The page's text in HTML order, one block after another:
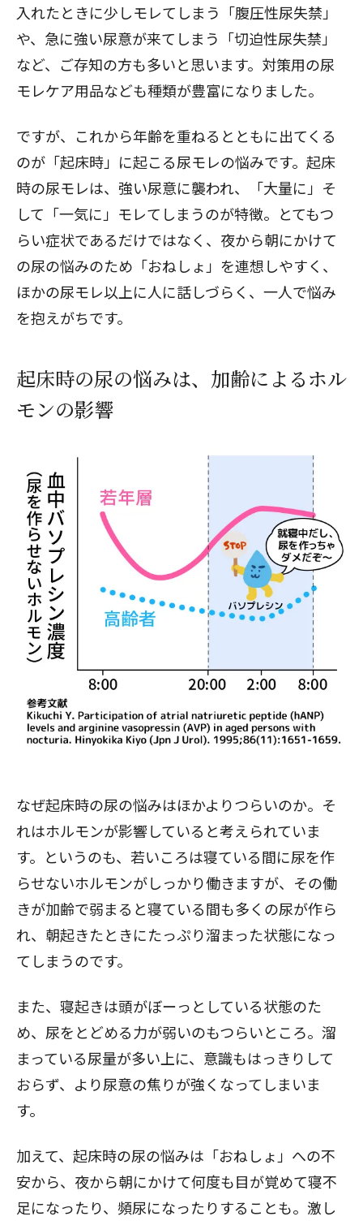
入れたときに少しモレてしまう 「腹圧性尿失禁」
や、急に強い尿意が来てしまう 「切迫性尿失禁」
など、ご存知の方も多いと思います。対策用の尿
モレケア用品なども種類が豊富になりました。
ですが、これから年齢を重ねるとともに出てくる
のが 「起床時」に起こる尿モレの悩みです。起床
時の尿モレは、強い尿意に襲われ、「大量に」そ
して「一気に」モレてしまうのが特徴。とてもつ
らい症状であるだけではなく、夜から朝にかけて
の尿の悩みのため「おねしょ」を連想しやすく、
ほかの尿モレ以上に人に話しづらく、一人で悩み
を抱えがちです。
起床時の尿の悩みは、加齢によるホル
モンの影響
なぜ起床時の尿の悩みはほかよりつらいのか。そ
れはホルモンが影響していると考えられていま
す。というのも、若いころは寝ている間に尿を作
らせないホルモンがしっかり働きますが、その働
きが加齢で弱まると寝ている間も多くの尿が作ら
れ、朝起きたときにたっぷり溜まった状態になっ
てしまうのです。
また、寝起きは頭がぼーっとしている状態のた
め、尿をとどめる力が弱いのもつらいところ。溜
まっている尿量が多い上に、意識もはっきりして
おらず、より尿意の焦りが強くなってしまいま
す。
加えて、起床時の尿の悩みは「おねしょ」への不
安から、夜から朝にかけて何度も目が覚めて寝不
足になったり、頻尿になったりすることも。激し